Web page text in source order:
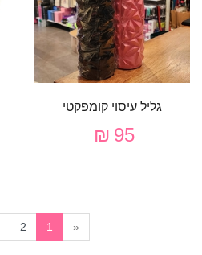
גליל עיסוי קומפקטי
95 ₪
«
1
2